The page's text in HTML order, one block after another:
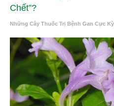
Chết”?
Những Cây Thuốc Trị Bệnh Gan Cực